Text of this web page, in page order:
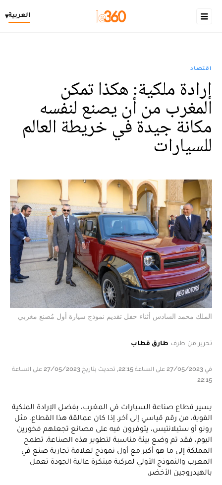
العربية▾
اقتصاد
إرادة ملكية: هكذا تمكن
المغرب من أن يصنع لنفسه
مكانة جيدة في خريطة العالم
للسيارات
الملك محمد السادس أثناء حفل تقديم نموذج سيارة أول مُصنع مغربي
تحرير من طرف طارق قطاب
في 27/05/2023 على الساعة 22:15, تحديث بتاريخ 27/05/2023 على الساعة
22:15
يسير قطاع صناعة السيارات في المغرب، بفضل الإرادة الملكية
القوية، من رقم قياسي إلى آخر. إذا كان عمالقة هذا القطاع، مثل
رونو أو ستيلانتيس، يتوفرون فيه على مصانع تجعلهم فخورين
اليوم، فقد تم وضع بيئة مناسبة لتطوير هذه الصناعة. تطمح
المملكة إلى ما هو أكبر مع أول نموذج لعلامة تجارية صنع في
المغرب والنموذج الأولي لمركبة مبتكرة عالية الجودة تعمل
بالهيدروجين الأخضر.